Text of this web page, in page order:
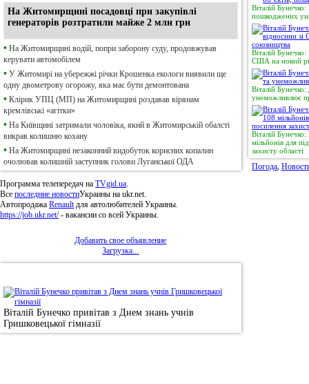
На Житомирщині посадовці при закупівлі
генераторів розтратили майже 2 млн грн
• На Житомирщині водій, попри заборону суду, продовжував
керувати автомобілем
• У Житомирі на убережжі річки Крошенка екологи виявили ще
одну двометрову огорожу, яка має бути демонтована
• Клірик УПЦ (МП) на Житомирщині роздавав вірянам
кремлівські «агітки»
• На Київщині затримали чоловіка, який в Житомирській обалсті
викрав колишню кохану
• На Житомирщині незаконний видобуток корисних копалин
очолював колишній заступник голови Луганської ОДА
Программа телепередач на TVgid.ua.
Все последние новостиУкраины на ukr.net.
Автопродажа Renaultдля автолюбителей Украины.
https://job.ukr.net/- вакансии со всей Украины.
Добавить свое объявление
Загрузка...
Віталій Бунечко привітав з Днем знань учнів
Гришковецької гімназії
Віталій
пошкоджених
Віталій
США на новий
Віталій
унеможливлює
Віталій
мільйонів для
захисту області
Погода,